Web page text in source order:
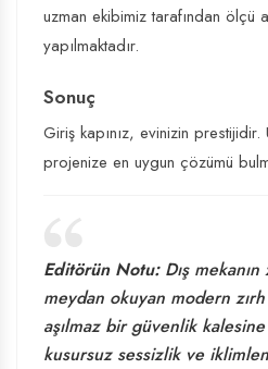
uzman ekibimiz tarafından ölçü
yapılmaktadır.
Sonuç
Giriş kapınız, evinizin
projenize en uygun çözümü
Editörün Notu:Dış
meydan okuyan modern
aşılmaz bir güvenlik
kusursuz sessizlik ve